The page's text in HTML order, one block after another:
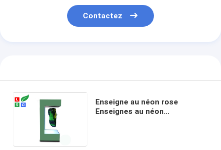
Contactez
Enseigne au néon rose
Enseignes au néon